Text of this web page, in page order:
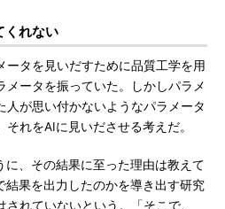
くれない
タを見いだすために品質工学を用
メータを振っていた。しかしパラメ
人が思い付かないようなパラメータ
れをAIに見いださせる考えだ。
、その結果に至った理由は教えて
結果を出力したのかを導き出す研究
れていないという。「そこで、